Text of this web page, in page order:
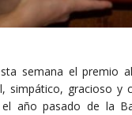
semana el premio
simpático, gracioso
año pasado de la